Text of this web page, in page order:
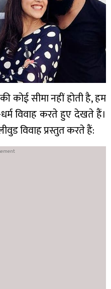
कोई सीमा नहीं होती है, हम
विवाह करते हुए देखते हैं।
विवाह प्रस्तुत करते हैं: